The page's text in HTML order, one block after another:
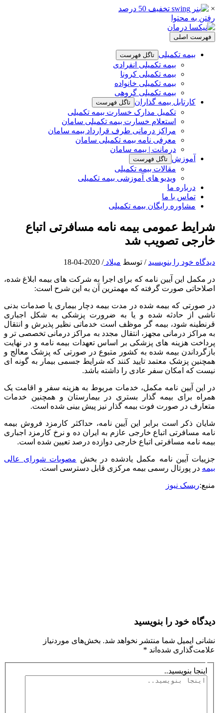
×
رفتن به محتوا
فهرست اصلی
بیمه تکمیلی تاگل فهرست
بیمه تکمیلی انفرادی
بیمه تکمیلی کرونا
بیمه تکمیلی خانواده
بیمه تکمیلی گروهی
کارتابل بیمه گذاران تاگل فهرست
تکمیل مدارک خسارت بیمه تکمیلی
استعلام خسارت بیمه تکمیلی سامان
مراکز درمانی طرف قرارداد بیمه سامان
معرفی نامه بیمه تکمیلی سامان
درمانت | بیمه سامان
آموزش تاگل فهرست
مقالات بیمه تکمیلی
ویدیو های آموزشی بیمه تکمیلی
درباره ما
تماس با ما
مشاوره رایگان بیمه تکمیلی
شرایط عمومی بیمه نامه مسافرتی اتباع
خارجی تصویب شد
دیدگاه‌ خود را بنویسید / توسط میلاد/
2020-04-18
در مکمل این آیین نامه که برای اجرا به شرکت های بیمه ابلاغ شده،
اصلاحاتی صورت گرفته که مهمترین آن به این شرح است:
در صورتی که بیمه شده در مدت بیمه دچار بیماری یا صدمات بدنی
ناشی از حادثه شده و یا به ضرورت پزشکی به شکل اجباری
قرنطینه شود، بیمه گر موظف است خدماتی نظیر پذیرش و انتقال
به مراکز درمانی مجهز، انتقال مجدد به مراکز درمانی تخصصی تر و
پرداخت هزینه های پزشکی بر اساس تعهدات بیمه نامه و در نهایت
بازگرداندن بیمه شده به کشور متبوع در صورتی که پزشک معالج و
همچنین پزشک معتمد تایید کنند که شرایط جسمی بیمار به گونه ای
نیست که امکان سفر عادی را داشته باشد.
در این آیین نامه مکمل، خدمات مربوط به هزینه سفر و اقامت یک
همراه برای بیمه گذار بستری در بیمارستان و همچنین خدمات
متعارف در صورت فوت بیمه گذار نیز پیش بینی شده است.
شایان ذکر است برابر این آیین نامه، حداکثر کارمزد فروش بیمه
نامه مسافرتی اتباع خارجی عازم به ایران ده و نرخ کارمزد اجباری
بیمه نامه مسافرتی اتباع خارجی دوازده درصد تعیین شده است.
جزییات آیین نامه مکمل یادشده در بخش مصوبات شورای عالی
بیمه در پورتال رسمی بیمه مرکزی قابل دسترسی است.
منبع:ریسک نیوز
دیدگاه‌ خود را بنویسید
نشانی ایمیل شما منتشر نخواهد شد. بخش‌های موردنیاز
علامت‌گذاری شده‌اند *
اینجا بنویسید..